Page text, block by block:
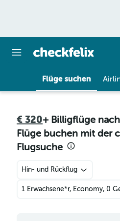
Flüge suchen
€ 320+ Billigflüge
Flüge buchen mit der
Flugsuche
Hin- und Rückflug
1 Erwachsene*r, Economy, 0